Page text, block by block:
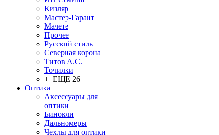
Кизляр
Мастер-Гарант
Мачете
Прочее
Русский стиль
Северная корона
Титов А.С.
Точилки
+ ЕЩЕ 26
Оптика
Аксессуары для
оптики
Бинокли
Дальномеры
Чехлы для оптики